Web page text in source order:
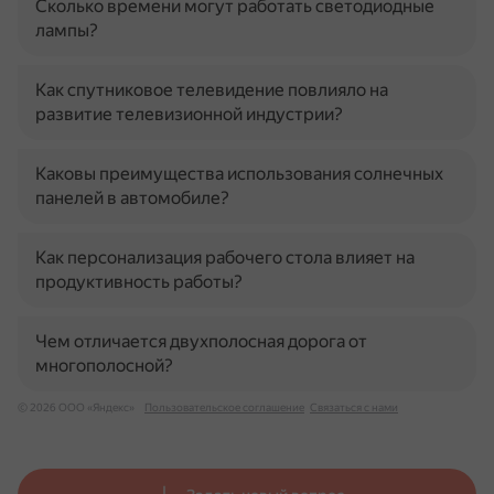
Сколько времени могут работать светодиодные
лампы?
Как спутниковое телевидение повлияло на
развитие телевизионной индустрии?
Каковы преимущества использования солнечных
панелей в автомобиле?
Как персонализация рабочего стола влияет на
продуктивность работы?
Чем отличается двухполосная дорога от
многополосной?
© 2026 ООО «Яндекс» Пользовательское соглашение Связаться с нами